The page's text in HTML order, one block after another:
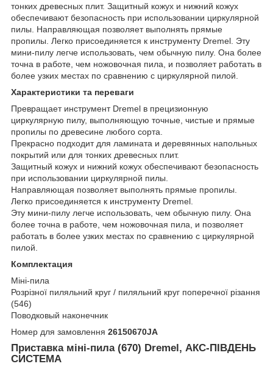
тонких древесных плит. Защитный кожух и нижний кожух
обеспечивают безопасность при использовании циркулярной
пилы. Направляющая позволяет выполнять прямые
пропилы. Легко присоединяется к инструменту Dremel. Эту
мини-пилу легче использовать, чем обычную пилу. Она более
точна в работе, чем ножовочная пила, и позволяет работать в
более узких местах по сравнению с циркулярной пилой.
Характеристики та переваги
Превращает инструмент Dremel в прецизионную
циркулярную пилу, выполняющую точные, чистые и прямые
пропилы по древесине любого сорта.
Прекрасно подходит для ламината и деревянных напольных
покрытий или для тонких древесных плит.
Защитный кожух и нижний кожух обеспечивают безопасность
при использовании циркулярной пилы.
Направляющая позволяет выполнять прямые пропилы.
Легко присоединяется к инструменту Dremel.
Эту мини-пилу легче использовать, чем обычную пилу. Она
более точна в работе, чем ножовочная пила, и позволяет
работать в более узких местах по сравнению с циркулярной
пилой.
Комплектация
Міні-пила
Розрізної пиляльний круг / пиляльний круг поперечної різання
(546)
Поводковый наконечник
Номер для замовлення 26150670JA
Приставка міні-пила (670) Dremel, АКС-ПІВДЕНЬ
СИСТЕМА